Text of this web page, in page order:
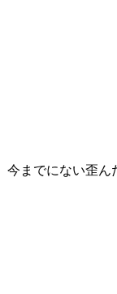
までにない歪ん